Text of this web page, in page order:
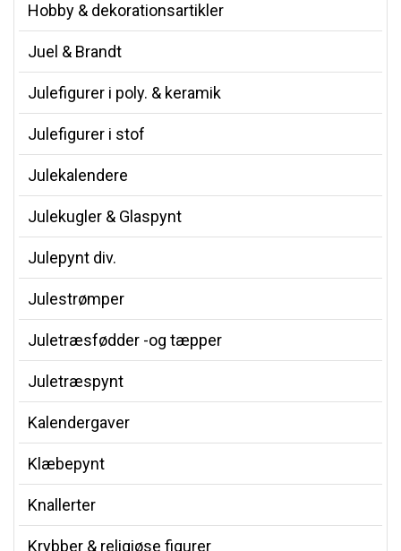
Hobby & dekorationsartikler
Juel & Brandt
Julefigurer i poly. & keramik
Julefigurer i stof
Julekalendere
Julekugler & Glaspynt
Julepynt div.
Julestrømper
Juletræsfødder -og tæpper
Juletræspynt
Kalendergaver
Klæbepynt
Knallerter
Krybber & religiøse figurer